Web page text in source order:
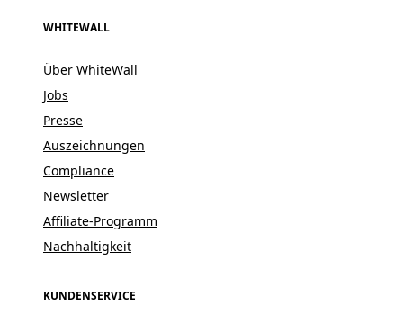
WHITEWALL
Über WhiteWall
Jobs
Presse
Auszeichnungen
Compliance
Newsletter
Affiliate-Programm
Nachhaltigkeit
KUNDENSERVICE